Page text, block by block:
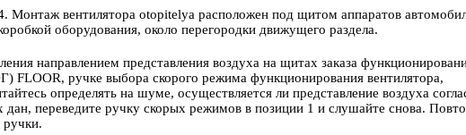
Монтаж вентилятора otopitelya расположен под щитом аппаратов
оборудования, около перегородки движущего раздела.
направлением представления воздуха на щитах заказа
FLOOR, ручке выбора скорого режима функционирования вентилятора,
определять на шуме, осуществляется ли представление воздуха
переведите ручку скорых режимов в позиции 1 и слушайте снова.
ручки.